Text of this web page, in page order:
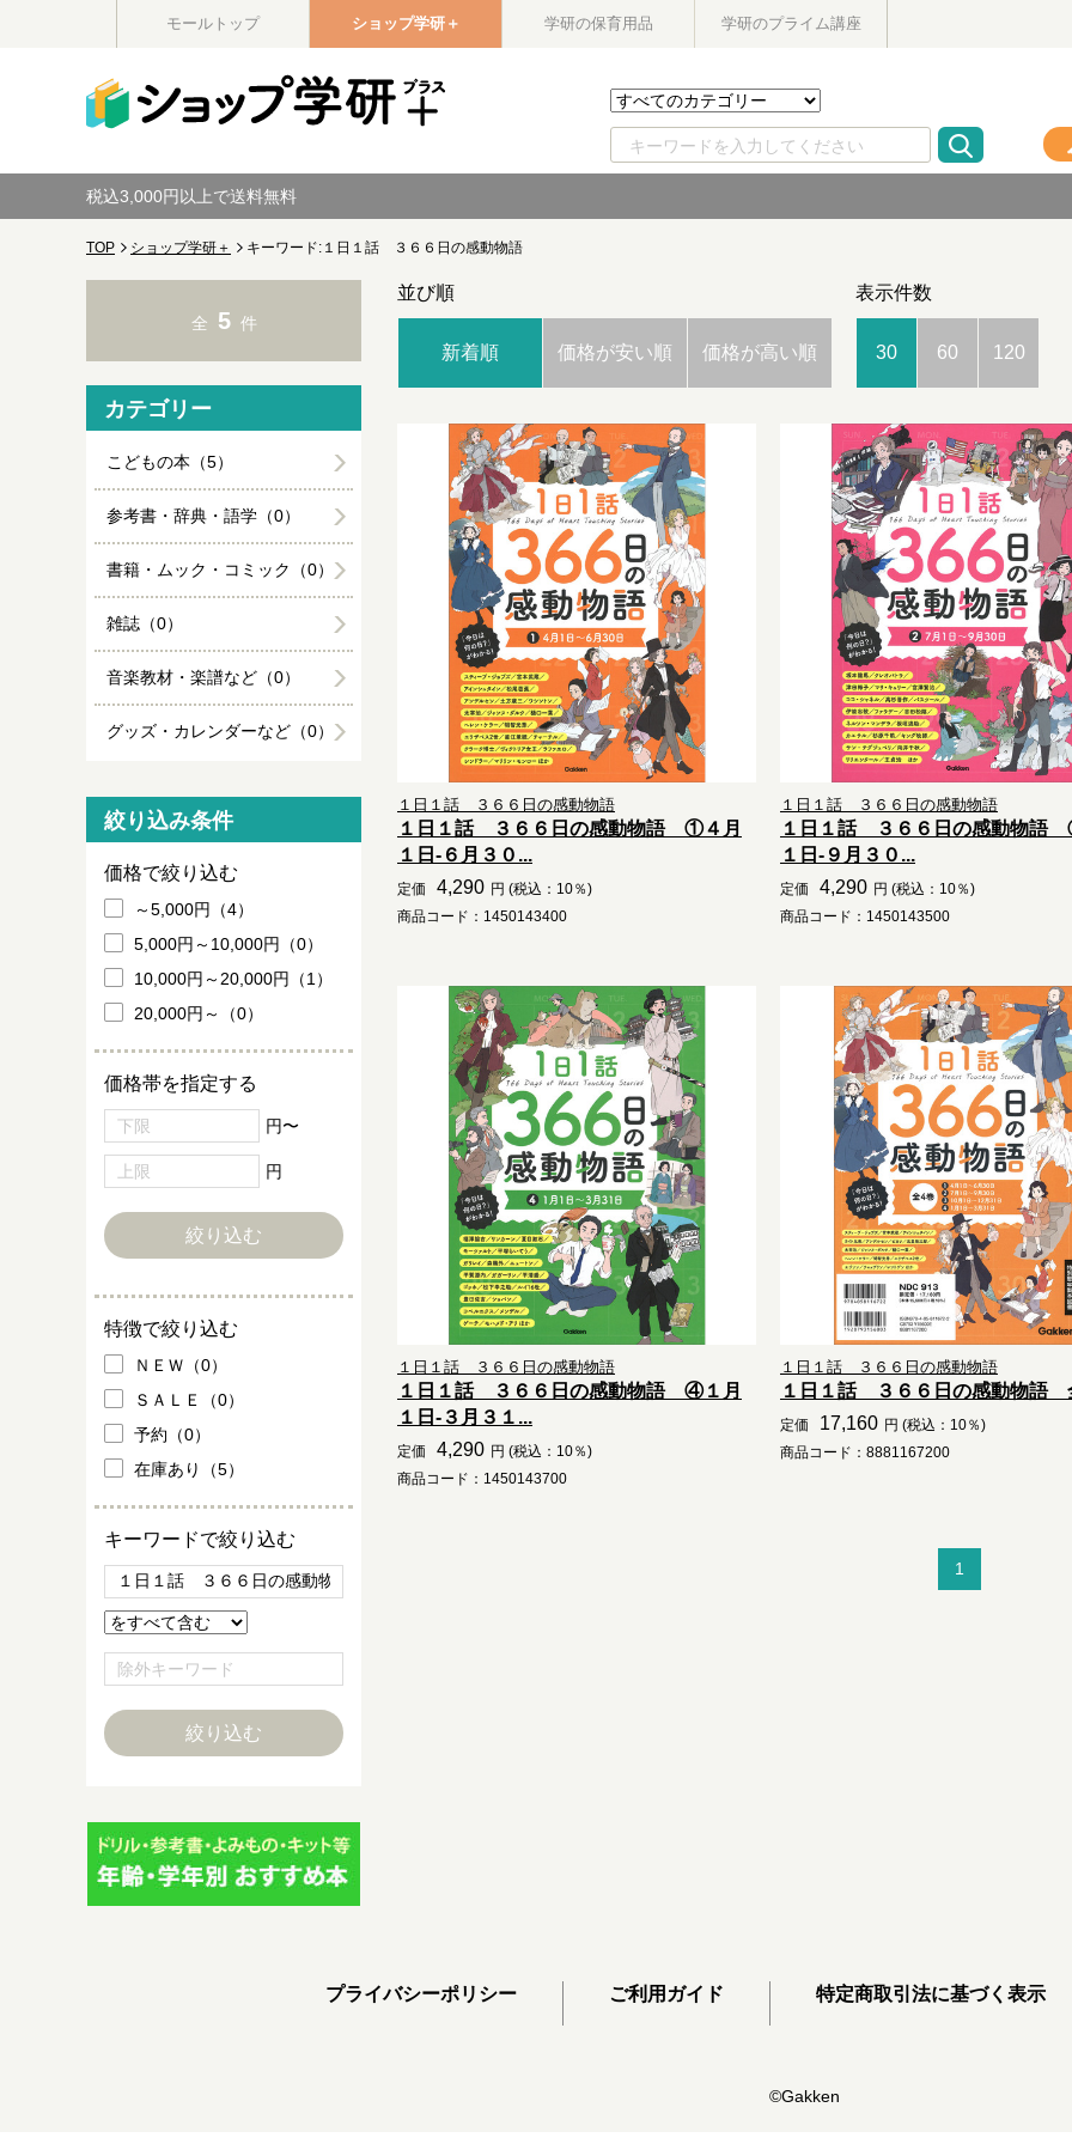
モールトップ ショップ学研＋ 学研の保育用品 学研のプライム講座
税込3,000円以上で送料無料
TOP ショップ学研＋ キーワード:１日１話 ３６６日の感動物語
並び順
新着順 価格が安い順 価格が高い順
表示件数
30 60 120
１日１話 ３６６日の感動物語
１日１話 ３６６日の感動物語 ①４月
１日-６月３０...
定価 4,290 円 (税込：10％)
商品コード：1450143400
１日１話 ３６６日の感動物語
１日１話 ３６６日の感動物語
１日-９月３０...
定価 4,290 円 (税込：10％)
商品コード：1450143500
１日１話 ３６６日の感動物語
１日１話 ３６６日の感動物語 ④１月
１日-３月３１...
定価 4,290 円 (税込：10％)
商品コード：1450143700
１日１話 ３６６日の感動物語
１日１話 ３６６日の感動物語
定価 17,160 円 (税込：10％)
商品コード：8881167200
1
全 5 件
カテゴリー
こどもの本（5）
参考書・辞典・語学（0）
書籍・ムック・コミック（0）
雑誌（0）
音楽教材・楽譜など（0）
グッズ・カレンダーなど（0）
絞り込み条件
価格で絞り込む
～5,000円（4）
5,000円～10,000円（0）
10,000円～20,000円（1）
20,000円～（0）
価格帯を指定する
円〜
円
特徴で絞り込む
ＮＥＷ（0）
ＳＡＬＥ（0）
予約（0）
在庫あり（5）
キーワードで絞り込む
プライバシーポリシー ご利用ガイド 特定商取引法に基づく表示
©Gakken